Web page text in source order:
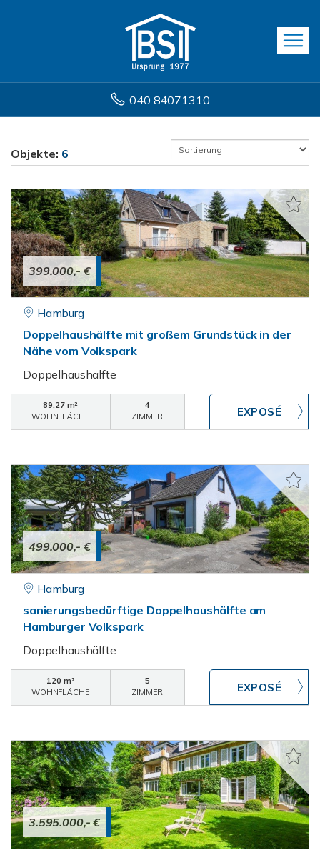
040 84071310
Objekte: 6
399.000,- €
Hamburg
Doppelhaushälfte mit großem Grundstück in der
Nähe vom Volkspark
Doppelhaushälfte
89,27 m²
WOHNFLÄCHE
4
ZIMMER
499.000,- €
Hamburg
sanierungsbedürftige Doppelhaushälfte am
Hamburger Volkspark
Doppelhaushälfte
120 m²
WOHNFLÄCHE
5
ZIMMER
3.595.000,- €